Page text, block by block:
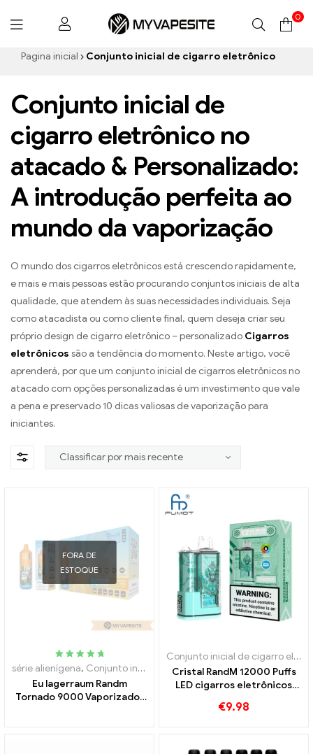
Myvapesite.de
0
Pagina inicial Conjunto inicial de cigarro eletrônico
Conjunto inicial de
cigarro eletrônico no
atacado & Personalizado:
A introdução perfeita ao
mundo da vaporização
O mundo dos cigarros eletrônicos está crescendo rapidamente,
e mais e mais pessoas estão procurando conjuntos iniciais de alta
qualidade, que atendem às suas necessidades individuais. Seja
como atacadista ou como cliente final, quem deseja criar seu
próprio design de cigarro eletrônico – personalizado Cigarros
eletrônicos são a tendência do momento. Neste artigo, você
aprenderá, por que um conjunto inicial de cigarros eletrônicos no
atacado com opções personalizadas é um investimento que vale
a pena e preservado 10 dicas valiosas de vaporização para
iniciantes.
FORA DE
ESTOQUE
Avaliado5.00
série alienígena, Conjunto inicial de cigarro eletrônico ,Cigarros
Eu lagerraum Randm
Tornado 9000 Vaporizador
Conjunto inicial de cigarro eletrônico
Cristal RandM 12000 Puffs
LED cigarros eletrônicos
€9.98